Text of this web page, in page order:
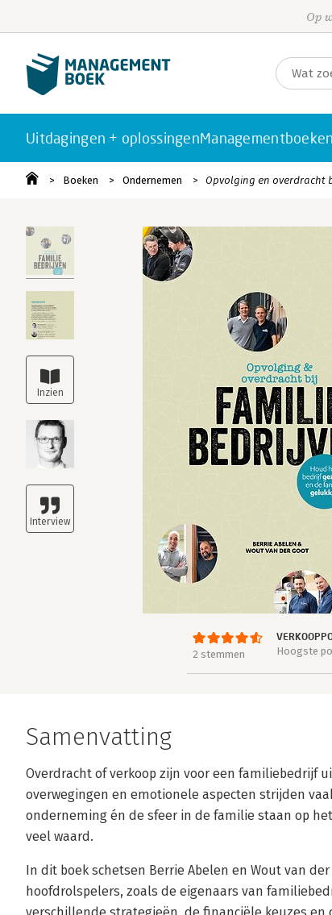
Op
Uitdagingen + oplossingenManagementboeken
Boeken Ondernemen Opvolging en overdracht
2 stemmen
Hoogste
Samenvatting
Overdracht of verkoop zijn voor een familiebedrijf
overwegingen en emotionele aspecten strijden
onderneming én de sfeer in de familie staan op
veel waard.
In dit boek schetsen Berrie Abelen en Wout van
hoofdrolspelers, zoals de eigenaars van